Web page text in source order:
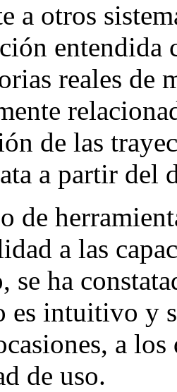
a otros
entendida
reales de
de las
a partir del
de
a las
se ha
es intuitivo y
a
de uso.